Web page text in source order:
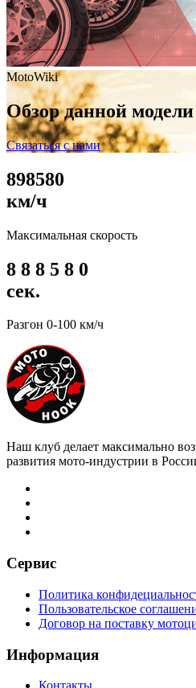
MotoWiki
Обзор данной
Связаться с нами
898580
км/ч
Максимальная скорость
8 8 8 5 8 0
сек.
Разгон 0-100 км/ч
Наш клуб делает максимально
развития мото-индустрии в
Сервис
Политика
Пользовательское
Договор на поставку
Информация